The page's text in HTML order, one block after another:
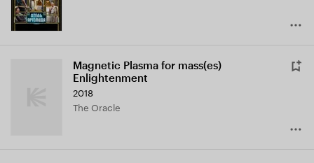
Magnetic Plasma for mass(es)
Enlightenment
2018
The Oracle